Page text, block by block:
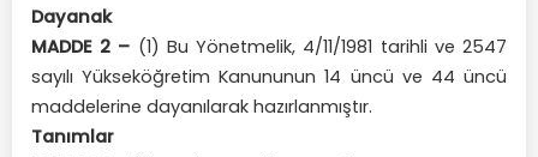
Dayanak
MADDE 2 – (1) Bu Yönetmelik, 4/11/1981 tarihli ve 2547
sayılı Yükseköğretim Kanununun 14 üncü ve 44 üncü
maddelerine dayanılarak hazırlanmıştır.
Tanımlar